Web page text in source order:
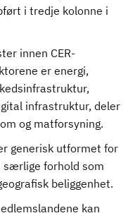
i tredje kolonne i
innen CER-
er energi,
infrastruktur, deler
og matforsyning.
generisk utformet for
særlige forhold som
beliggenhet.
kan